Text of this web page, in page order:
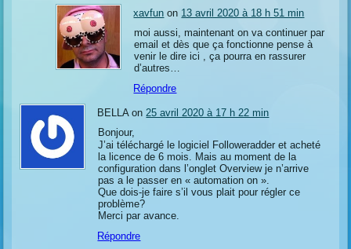
xavfun on 13 avril 2020 à 18 h 51 min
moi aussi, maintenant on va continuer par
email et dès que ça fonctionne pense à
venir le dire ici , ça pourra en rassurer
d’autres…
Répondre
BELLA on 25 avril 2020 à 17 h 22 min
Bonjour,
J’ai téléchargé le logiciel Followeradder et acheté
la licence de 6 mois. Mais au moment de la
configuration dans l’onglet Overview je n’arrive
pas a le passer en « automation on ».
Que dois-je faire s’il vous plait pour régler ce
problème?
Merci par avance.
Répondre